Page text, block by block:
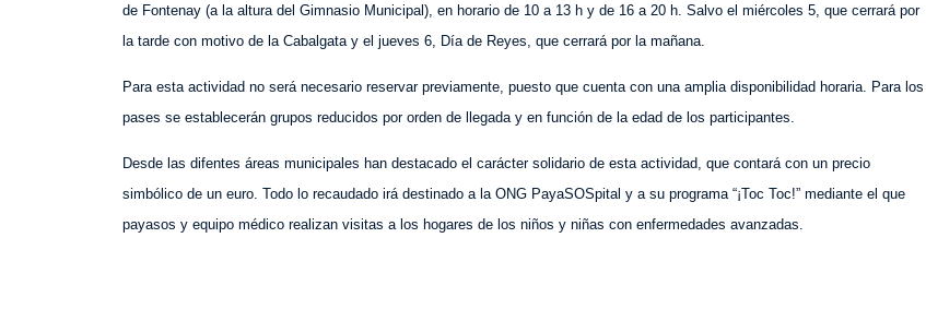
de Fontenay (a la altura del Gimnasio Municipal), en horario de 10 a 13 h y de 16 a 20 h. Salvo el miércoles 5, que cerrará por
la tarde con motivo de la Cabalgata y el jueves 6, Día de Reyes, que cerrará por la mañana.
Para esta actividad no será necesario reservar previamente, puesto que cuenta con una amplia disponibilidad horaria. Para los
pases se establecerán grupos reducidos por orden de llegada y en función de la edad de los participantes.
Desde las difentes áreas municipales han destacado el carácter solidario de esta actividad, que contará con un precio
simbólico de un euro. Todo lo recaudado irá destinado a la ONG PayaSOSpital y a su programa “¡Toc Toc!” mediante el que
payasos y equipo médico realizan visitas a los hogares de los niños y niñas con enfermedades avanzadas.